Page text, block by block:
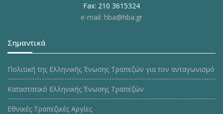
Fax: 210 3615324
e-mail: hba@hba.gr
Σημαντικά
Πολιτική της Ελληνικής Ένωσης Τραπεζών για τον ανταγωνισμό
Καταστατικό Ελληνικής Ένωσης Τραπεζών
Εθνικές Τραπεζικές Αργίες